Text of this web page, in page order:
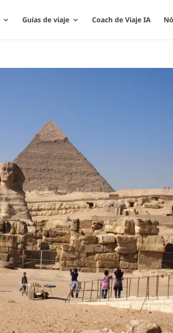
Guías de viaje Coach de Viaje IA